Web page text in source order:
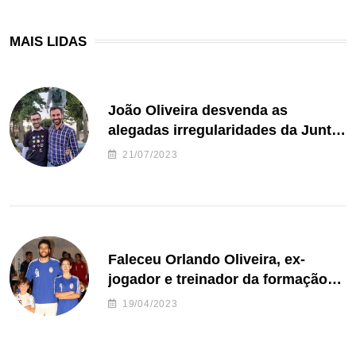
MAIS LIDAS
João Oliveira desvenda as
alegadas irregularidades da Junta
de Freguesia S. João de Ver
21/07/2023
Faleceu Orlando Oliveira, ex-
jogador e treinador da formação
de andebol do Feirense
19/04/2023